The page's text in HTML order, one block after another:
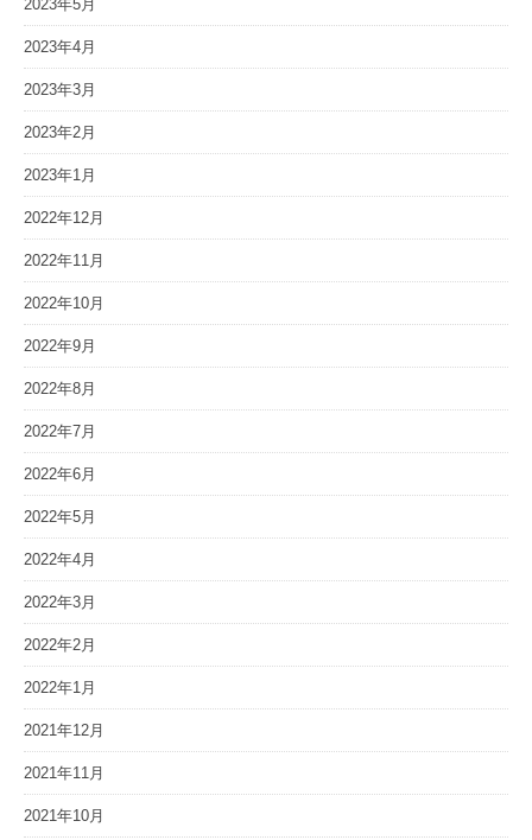
2023年5月
2023年4月
2023年3月
2023年2月
2023年1月
2022年12月
2022年11月
2022年10月
2022年9月
2022年8月
2022年7月
2022年6月
2022年5月
2022年4月
2022年3月
2022年2月
2022年1月
2021年12月
2021年11月
2021年10月